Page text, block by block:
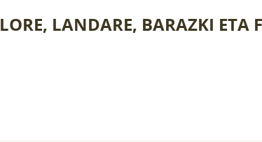
LORE, LANDARE, BARAZKI ETA